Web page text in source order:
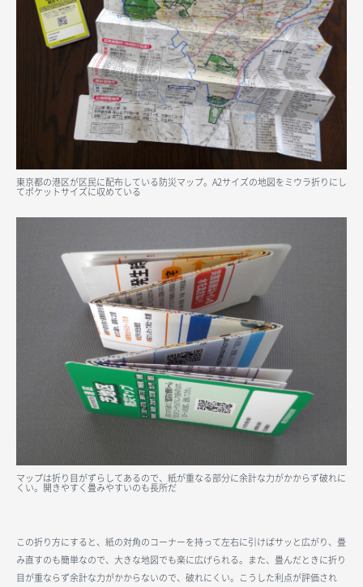
東京都の港区が区民に配布している防災マップ。A2サイズの地図をミウラ折りにし
てポケットサイズに収めている
マップは折り目がずらしてあるので、紙が重なる部分に余計な力がかからず破れに
くい。開きやすく畳みやすいのも長所だ
この折り方にすると、紙の対角のコーナーを持って左右に引けばサッと広がり、畳
み直すのも簡単なので、大きな地図でも楽に広げられる。また、畳んだときに折り
目が重ならず余計な力がかからないので、破れにくい。こうした利点が評価され